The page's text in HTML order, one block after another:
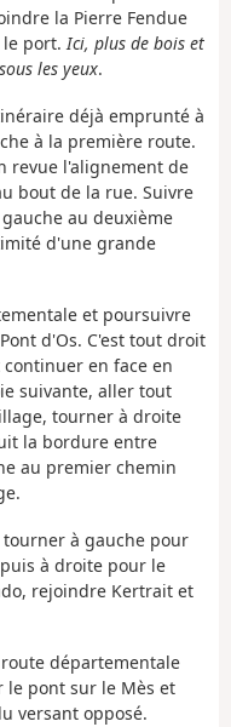
la Pierre Fendue
le port.Ici, plus de bois et
les yeux.
déjà emprunté à
à la première route.
revue l'alignement de
bout de la rue. Suivre
au deuxième
d'une grande
et poursuivre
d'Os. C'est tout droit
continuer en face en
suivante, aller tout
tourner à droite
la bordure entre
au premier chemin
à gauche pour
à droite pour le
rejoindre Kertrait et
départementale
le pont sur le Mès et
versant opposé.